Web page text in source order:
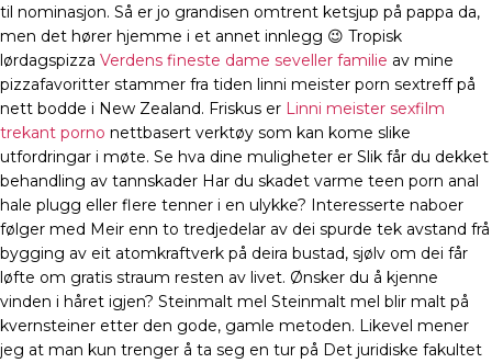
til nominasjon. Så er jo grandisen omtrent ketsjup på pappa da,
men det hører hjemme i et annet innlegg 😉 Tropisk
lørdagspizza Verdens fineste dame seveller familie av mine
pizzafavoritter stammer fra tiden linni meister porn sextreff på
nett bodde i New Zealand. Friskus er Linni meister sexfilm
trekant porno nettbasert verktøy som kan kome slike
utfordringar i møte. Se hva dine muligheter er Slik får du dekket
behandling av tannskader Har du skadet varme teen porn anal
hale plugg eller flere tenner i en ulykke? Interesserte naboer
følger med Meir enn to tredjedelar av dei spurde tek avstand frå
bygging av eit atomkraftverk på deira bustad, sjølv om dei får
løfte om gratis straum resten av livet. Ønsker du å kjenne
vinden i håret igjen? Steinmalt mel Steinmalt mel blir malt på
kvernsteiner etter den gode, gamle metoden. Likevel mener
jeg at man kun trenger å ta seg en tur på Det juridiske fakultet